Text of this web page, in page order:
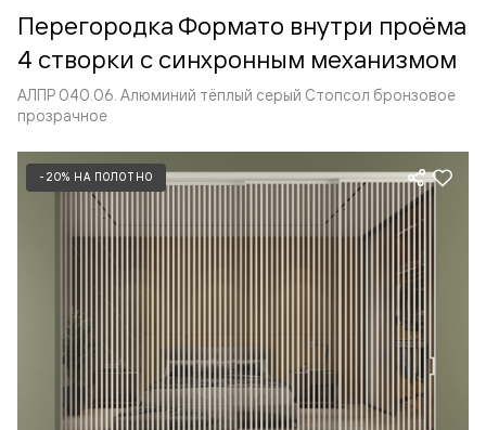
алюминиевых перегородок и дверей координируется
со стеновыми панелями Волховец.
Перегородка Формато внутри проёма
4 створки с синхронным механизмом
АЛПР 040.06. Алюминий тёплый серый Стопсол бронзовое
прозрачное
-20% НА ПОЛОТНО